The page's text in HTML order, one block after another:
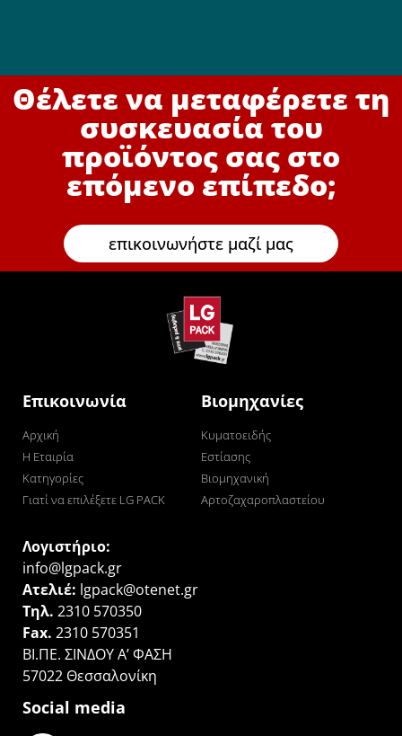
Θέλετε να μεταφέρετε τη
συσκευασία του
προϊόντος σας στο
επόμενο επίπεδο;
επικοινωνήστε μαζί μας
Επικοινωνία
Αρχική
Η Εταιρία
Κατηγορίες
Γιατί να επιλέξετε LG PACK
Βιομηχανίες
Κυματοειδής
Εστίασης
Βιομηχανική
Αρτοζαχαροπλαστείου
Λογιστήριο:
info@lgpack.gr
Ατελιέ: lgpack@otenet.gr
Τηλ. 2310 570350
Fax. 2310 570351
ΒΙ.ΠΕ. ΣΙΝΔΟΥ Α’ ΦΑΣΗ
57022 Θεσσαλονίκη
Social media